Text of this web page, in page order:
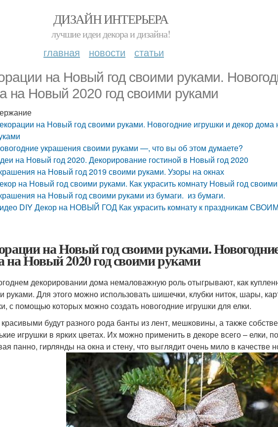
ДИЗАЙН ИНТЕРЬЕРА
лучшие идеи декора и дизайна!
главная новости статьи
на Новый год своими руками.
на Новый 2020 год своими руками
на Новый год своими руками. Новогодние игрушки и декор
украшения своими руками —, что вы об этом думаете?
на Новый год 2020. Декорирование гостиной в Новый год 2020
на Новый год 2019 своими руками. Узоры на окнах
на Новый год своими руками. Как украсить комнату Новый год
на Новый год своими руками из бумаги. из бумаги.
DIY Декор на НОВЫЙ ГОД Как украсить комнату к праздникам
на Новый год своими руками.
на Новый 2020 год своими руками
декорировании дома немаловажную роль отыгрывают, как
руками. Для этого можно использовать шишечки, клубки ниток, шары,
с помощью которых можно создать новогодние игрушки для елки.
будут разного рода банты из лент, мешковины, а также
игрушки в ярких цветах. Их можно применить в декоре всего – елки,
панно, гирлянды на окна и стену, что выглядит очень мило в качестве